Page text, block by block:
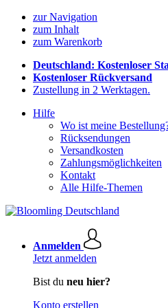
zur Navigation
zum Inhalt
zum Warenkorb
Deutschland: Kostenloser
Kostenloser Rückversand
Zustellung in 2 Werktagen.
Hilfe
Wo ist meine
Rücksendungen
Versandkosten
Zahlungsmöglichkeiten
Kontakt
Alle Hilfe-Themen
Anmelden
Jetzt anmelden
Bist du neu hier?
Konto erstellen